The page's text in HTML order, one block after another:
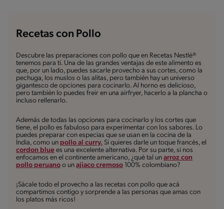
Recetas con Pollo
Descubre las preparaciones con pollo que en Recetas Nestlé®
tenemos para ti. Una de las grandes ventajas de este alimento es
que, por un lado, puedes sacarle provecho a sus cortes, como la
pechuga, los muslos o las alitas, pero también hay un universo
gigantesco de opciones para cocinarlo. Al horno es delicioso,
pero también lo puedes freir en una airfryer, hacerlo a la plancha o
incluso rellenarlo.
Además de todas las opciones para cocinarlo y los cortes que
tiene, el pollo es fabuloso para experimentar con los sabores. Lo
puedes preparar con especias que se usan en la cocina de la
India, como un pollo al curry. Si quieres darle un toque francés, el
cordon blue es una excelente alternativa. Por su parte, si nos
enfocamos en el continente americano, ¿qué tal un arroz con
pollo peruano o un ajiaco cremoso 100% colombiano?
¡Sácale todo el provecho a las recetas con pollo que acá
compartimos contigo y sorprende a las personas que amas con
los platos más ricos!